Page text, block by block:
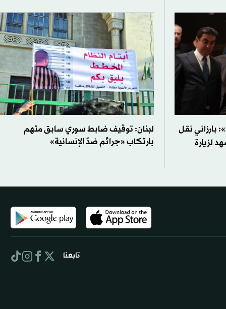
بارزاني نقل
لزيارة
لبنان: توقيف ضابط سوري سابق متهم
بارتكاب «جرائم ضدّ الإنسانية»
تابعنا